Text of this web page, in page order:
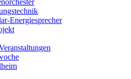
Energiesprecher